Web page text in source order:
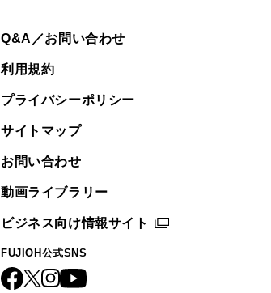
Q&A／お問い合わせ
利用規約
プライバシーポリシー
サイトマップ
お問い合わせ
動画ライブラリー
ビジネス向け情報サイト
FUJIOH公式SNS